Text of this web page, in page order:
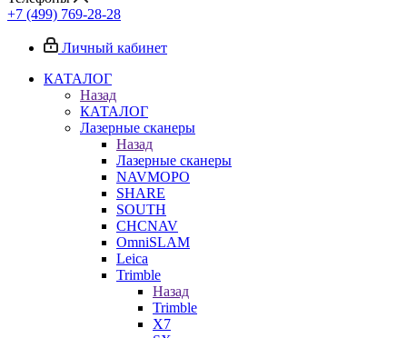
+7 (499) 769-28-28
Личный кабинет
КАТАЛОГ
Назад
КАТАЛОГ
Лазерные сканеры
Назад
Лазерные сканеры
NAVMOPO
SHARE
SOUTH
CHCNAV
OmniSLAM
Leica
Trimble
Назад
Trimble
X7